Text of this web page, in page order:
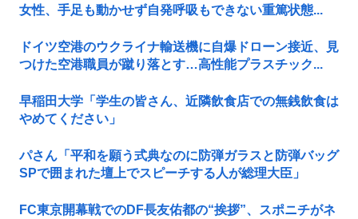
女性、手足も動かせず自発呼吸もできない重篤状態...
ドイツ空港のウクライナ輸送機に自爆ドローン接近、見
つけた空港職員が蹴り落とす…高性能プラスチック...
早稲田大学「学生の皆さん、近隣飲食店での無銭飲食は
やめてください」
パさん「平和を願う式典なのに防弾ガラスと防弾バッグ
SPで囲まれた壇上でスピーチする人が総理大臣」
FC東京開幕戦でのDF長友佑都の“挨拶”、スポニチがネ